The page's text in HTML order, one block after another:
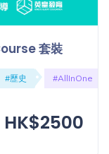
套裝
#歷史 #AllInOne
HK$2500